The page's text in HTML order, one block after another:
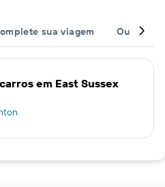
sua viagem Outros
em East Sussex